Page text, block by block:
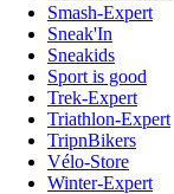
Smash-Expert
Sneak'In
Sneakids
Sport is good
Trek-Expert
Triathlon-Expert
TripnBikers
Vélo-Store
Winter-Expert